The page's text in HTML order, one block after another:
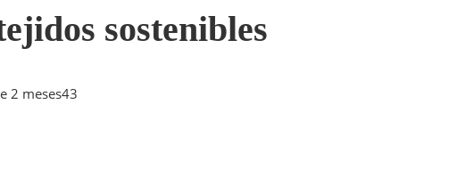
sostenibles
2 meses43